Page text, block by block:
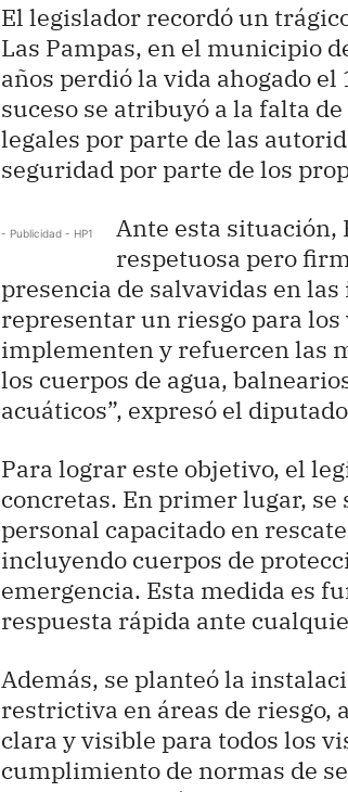
El legislador recordó un
Las Pampas, en el municipio
años perdió la vida ahogado
suceso se atribuyó a la falta
legales por parte de las
seguridad por parte de los
- Publicidad - HP1
Ante esta situación,
respetuosa pero
presencia de salvavidas en
representar un riesgo para
implementen y refuercen las
los cuerpos de agua,
acuáticos”, expresó el
Para lograr este objetivo, el
concretas. En primer lugar,
personal capacitado en
incluyendo cuerpos de
emergencia. Esta medida es
respuesta rápida ante
Además, se planteó la
restrictiva en áreas de riesgo,
clara y visible para todos los
cumplimiento de normas de